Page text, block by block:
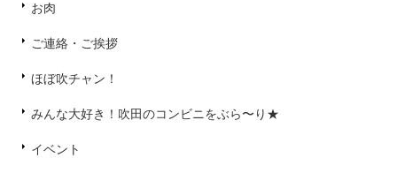
お肉
ご連絡・ご挨拶
ほぼ吹チャン！
みんな大好き！吹田のコンビニをぶら〜り★
イベント